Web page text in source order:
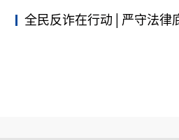
全民反诈在行动│严守法律